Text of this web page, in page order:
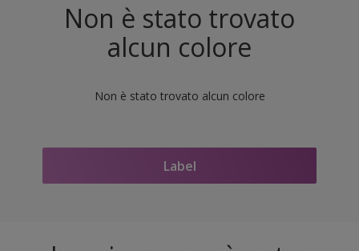
Non è stato trovato
alcun colore
Non è stato trovato alcun colore
Label